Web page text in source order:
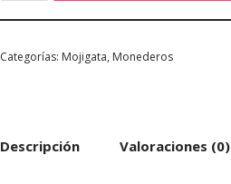
Categorías: Mojigata, Monederos
Descripción Valoraciones (0)